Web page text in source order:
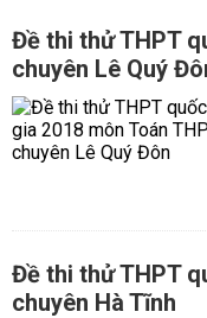
Đề thi thử THPT
chuyên Lê Quý
Đề thi thử THPT
chuyên Hà Tĩnh